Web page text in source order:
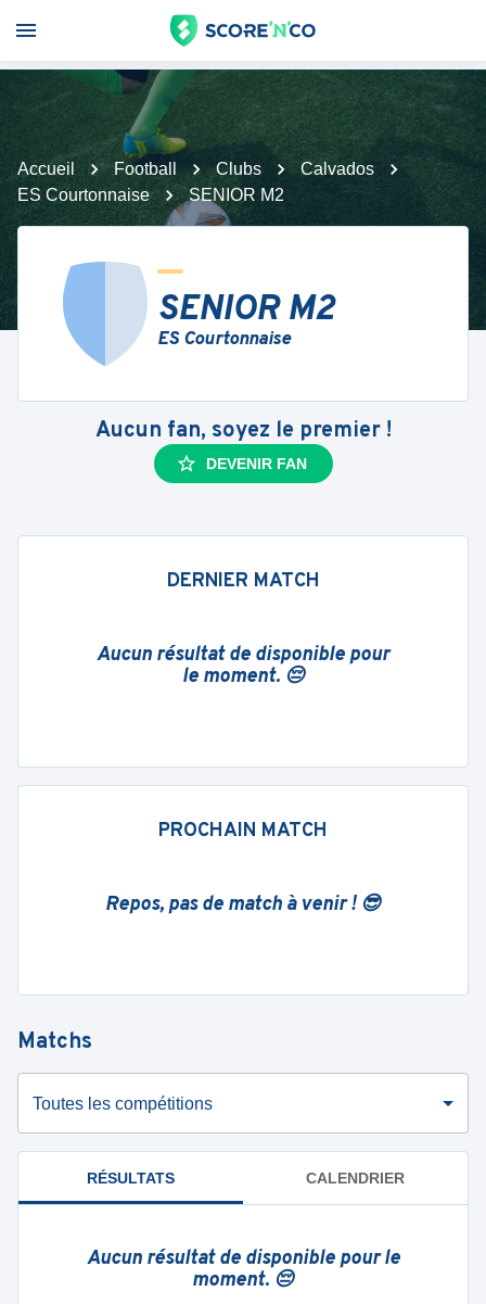
Accueil Football Clubs
Calvados
ES Courtonnaise
SENIOR M2
SENIOR M2
ES Courtonnaise
Aucun fan, soyez le premier !
DEVENIR FAN
DERNIER MATCH
Aucun résultat de disponible pour
le moment. 😔
PROCHAIN MATCH
Repos, pas de match à venir ! 😎
Matchs
Toutes les compétitions
RÉSULTATS CALENDRIER
Aucun résultat de disponible pour le
moment. 😔